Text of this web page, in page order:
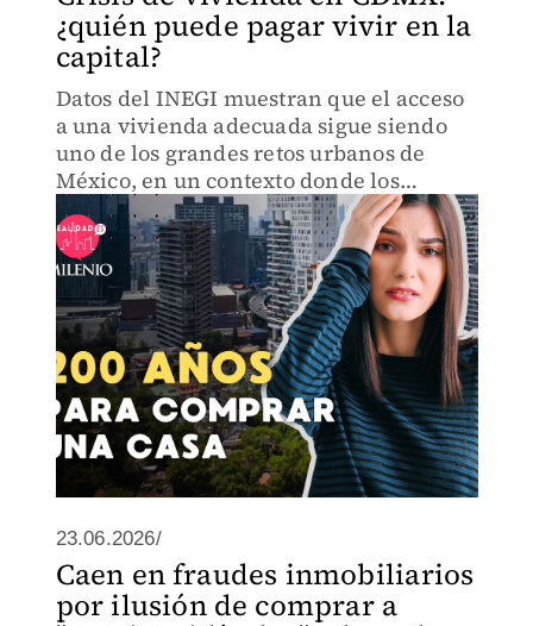
¿quién puede pagar vivir en la
capital?
Datos del INEGI muestran que el acceso
a una vivienda adecuada sigue siendo
uno de los grandes retos urbanos de
México, en un contexto donde los
precios de compra y renta aumentan,
especialmente en la CDMX.
23.06.2026/
Caen en fraudes inmobiliarios
por ilusión de comprar a